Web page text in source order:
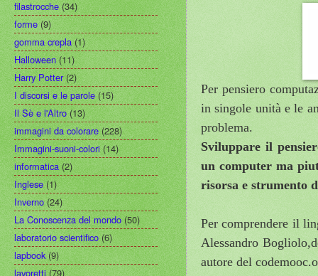
Per pensiero
in singole unità e le
problema.
Sviluppare il
un computer ma
risorsa e strumento
Per comprendere il
Alessandro
autore del
filastrocche (34)
forme (9)
gomma crepla (1)
Halloween (11)
Harry Potter (2)
I discorsi e le parole (15)
Il Sè e l'Altro (13)
immagini da colorare (228)
Immagini-suoni-colori (14)
informatica (2)
Inglese (1)
Inverno (24)
La Conoscenza del mondo (50)
laboratorio scientifico (6)
lapbook (9)
lavoretti (79)